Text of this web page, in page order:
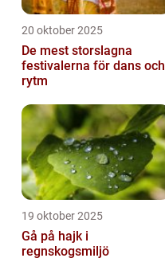
20 oktober 2025
De mest storslagna
festivalerna för dans och
rytm
19 oktober 2025
Gå på hajk i
regnskogsmiljö